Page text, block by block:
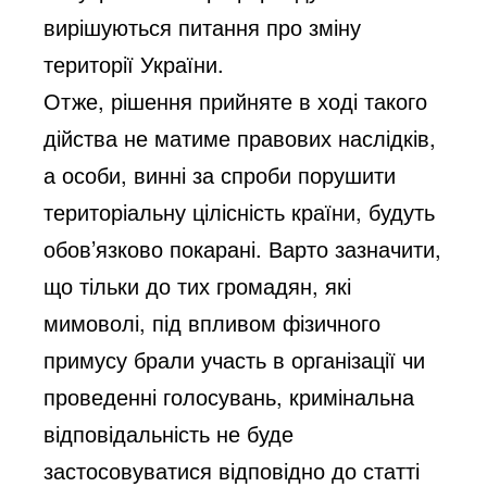
вирішуються питання про зміну
території України.
Отже, рішення прийняте в ході такого
дійства не матиме правових наслідків,
а особи, винні за спроби порушити
територіальну цілісність країни, будуть
обов’язково покарані. Варто зазначити,
що тільки до тих громадян, які
мимоволі, під впливом фізичного
примусу брали участь в організації чи
проведенні голосувань, кримінальна
відповідальність не буде
застосовуватися відповідно до статті